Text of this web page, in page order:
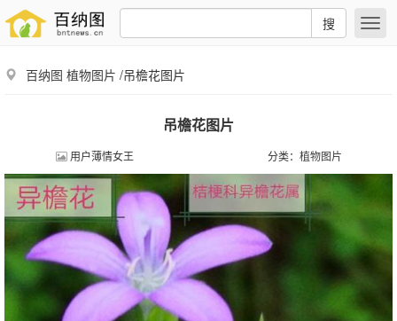
搜
百纳图 植物图片 /吊檐花图片
吊檐花图片
用户薄情女王 分类： 植物图片